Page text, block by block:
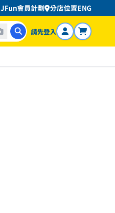
JFun會員計劃 分店位置ENG
請先登入